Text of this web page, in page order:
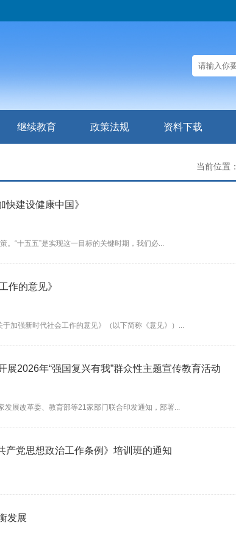
继续教育 政策法规 资料下载
当前位置：
快建设健康中国》
“十五五”是实现这一目标的关键时期，我们必...
作的意见》
加强新时代社会工作的意见》（以下简称《意见》）...
2026年“强国复兴有我”群众性主题宣传教育活动
展改革委、教育部等21家部门联合印发通知，部署...
产党思想政治工作条例》培训班的通知
发展